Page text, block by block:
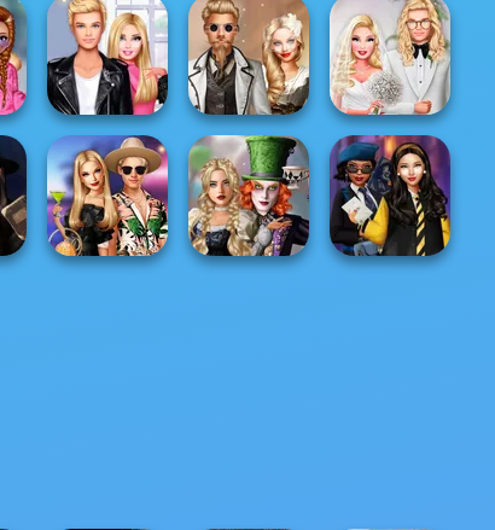
Roomies Blind
Date
Steampunk
Wedding
Babs' Spring
Wedding